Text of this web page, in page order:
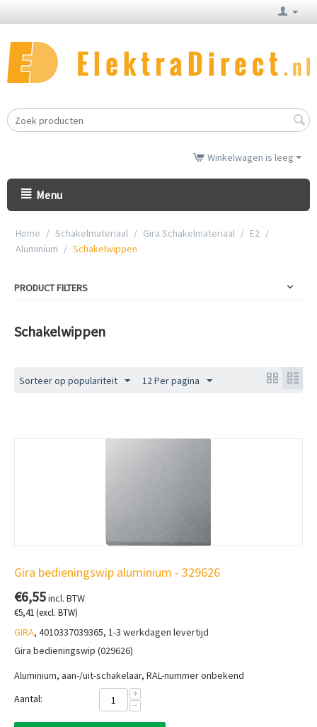
Winkelwagen is leeg
Menu
Home / Schakelmateriaal / Gira Schakelmateriaal / E2 /
Aluminium / Schakelwippen
PRODUCT FILTERS
Schakelwippen
Sorteer op populariteit 12 Per pagina
Gira bedieningswip aluminium - 329626
€6,55incl. BTW
€5,41(excl. BTW)
GIRA, 4010337039365, 1-3 werkdagen levertijd
Gira bedieningswip (029626)
Aluminium, aan-/uit-schakelaar, RAL-nummer onbekend
Aantal:
+
−